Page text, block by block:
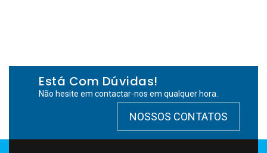
Está Com Dúvidas!
Não hesite em contactar-nos em qualquer hora.
NOSSOS CONTATOS